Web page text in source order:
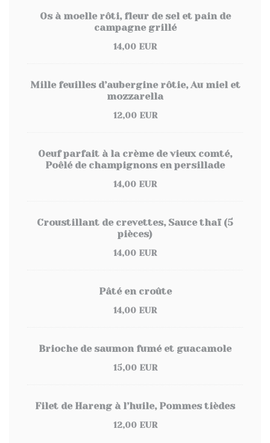
Os à moelle rôti, fleur de sel et pain de
campagne grillé
14,00 EUR
Mille feuilles d’aubergine rôtie, Au miel et
mozzarella
12,00 EUR
Oeuf parfait à la crème de vieux comté,
Poêlé de champignons en persillade
14,00 EUR
Croustillant de crevettes, Sauce thaï (5
pièces)
14,00 EUR
Pâté en croûte
14,00 EUR
Brioche de saumon fumé et guacamole
15,00 EUR
Filet de Hareng à l’huile, Pommes tièdes
12,00 EUR